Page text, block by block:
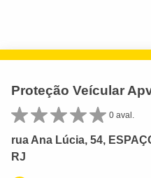
Proteção Veícular
0 aval.
rua Ana Lúcia, 54,
RJ